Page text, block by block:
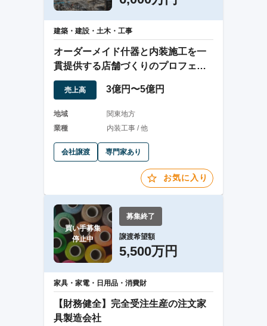
建築・建設・土木・工事
オーダーメイド什器と内装施工を一
貫提供する店舗づくりのプロフェッ
ショナル企業
売上高 3億円〜5億円
地域
関東地方
業種
内装工事 / 他
会社譲渡 専門家あり
お気に入り
買い手募集
停止中
募集終了
譲渡希望額
5,500万円
家具・家電・日用品・消費財
【財務健全】完全受注生産の注文家
具製造会社